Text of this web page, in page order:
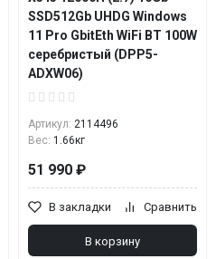
SSD512Gb UHDG Windows
11 Pro GbitEth WiFi BT 100W
серебристый (DPP5-
ADXW06)
Артикул: 2114496
Вес: 1.66кг
51 990 ₽
В закладки Сравнить
В корзину